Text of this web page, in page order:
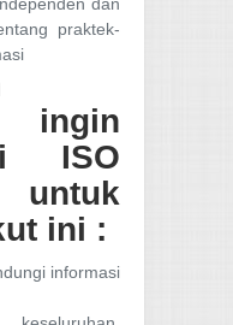
praktek-
ingin
ISO
ini :
informasi